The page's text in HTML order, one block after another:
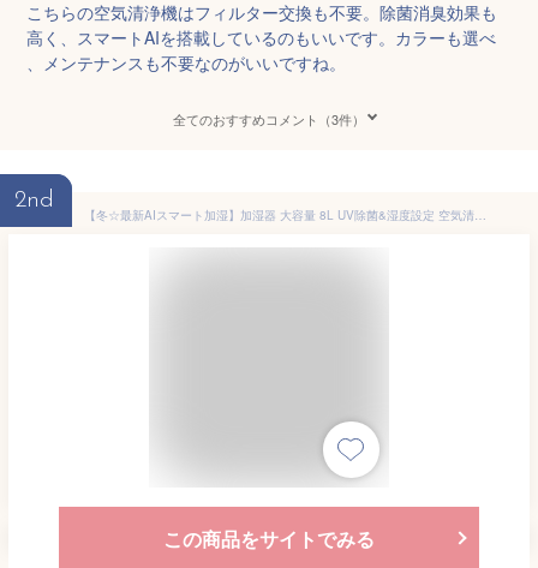
こちらの空気清浄機はフィルター交換も不要。除菌消臭効果も
高く、スマートAIを搭載しているのもいいです。カラーも選べ
、メンテナンスも不要なのがいいですね。
全てのおすすめコメント（3件）
2nd
【冬☆最新AIスマート加湿】加湿器 大容量 8L UV除菌&湿度設定 空気清浄機 床置き・卓上 超音波 加湿器 次亜塩素酸水対応 おしゃれ 加湿 アロマ タワー加湿器 40畳 3段階ミスト調節 湿度センサー オフィス 部屋 お手入れ簡単 タイマー 静音 リモコン付 空焚き防止 家庭 脱臭
この商品をサイトでみる